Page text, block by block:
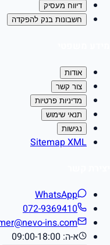
דיווח מעסיק
חשבונות בנק להפקדה
אודות
צור קשר
מדיניות פרטיות
תנאי שימוש
נגישות
Sitemap XML
WhatsApp
072-9369410
ins.com
א-ה: 09:00-18:00